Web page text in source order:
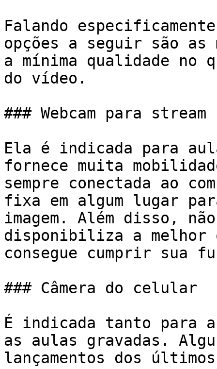
Falando
opções a seguir são
a mínima qualidade no
do vídeo.
### Webcam para stream
Ela é indicada para
fornece muita
sempre conectada ao
fixa em algum lugar
imagem. Além disso,
disponibiliza a melhor
consegue cumprir sua
### Câmera do celular
É indicada tanto para
as aulas gravadas.
lançamentos dos